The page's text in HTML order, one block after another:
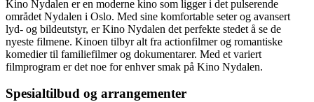
Kino Nydalen er en moderne kino som ligger i det pulserende
området Nydalen i Oslo. Med sine komfortable seter og avansert
lyd- og bildeutstyr, er Kino Nydalen det perfekte stedet å se de
nyeste filmene. Kinoen tilbyr alt fra actionfilmer og romantiske
komedier til familiefilmer og dokumentarer. Med et variert
filmprogram er det noe for enhver smak på Kino Nydalen.
Spesialtilbud og arrangementer